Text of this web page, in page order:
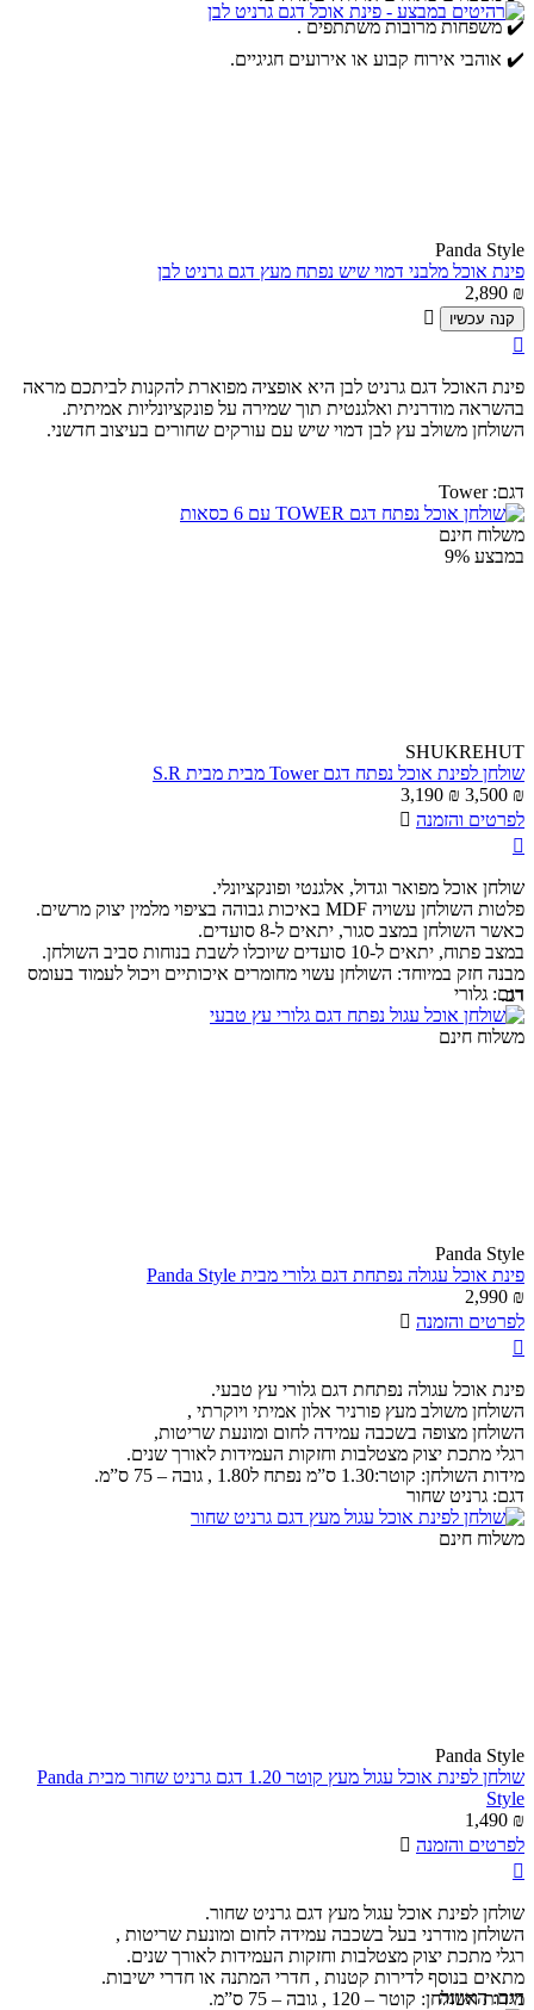
✔️ משפחות מרובות משתתפים .
✔️ אוהבי אירוח קבוע או אירועים חגיגיים.
Panda Style
פינת אוכל מלבני דמוי שיש נפתח מעץ דגם גרניט לבן
2,890 ₪
קנה עכשיו


פינת האוכל דגם גרניט לבן היא אופציה מפוארת להקנות לביתכם מראה
בהשראה מודרנית ואלגנטית תוך שמירה על פונקציונליות אמיתית.
השולחן משולב עץ לבן דמוי שיש עם עורקים שחורים בעיצוב חדשני.
דגם: Tower
משלוח חינם
במבצע 9%
SHUKREHUT
שולחן לפינת אוכל נפתח דגם Tower מבית מבית S.R
3,500 ₪
3,190 ₪
לפרטים והזמנה 

שולחן אוכל מפואר וגדול, אלגנטי ופונקציונלי.
פלטות השולחן עשויה MDF באיכות גבוהה בציפוי מלמין יצוק מרשים.
כאשר השולחן במצב סגור, יתאים ל-8 סועדים.
במצב פתוח, יתאים ל-10 סועדים שיוכלו לשבת בנוחות סביב השולחן.
מבנה חזק במיוחד: השולחן עשוי מחומרים איכותיים ויכול לעמוד בעומס
רב.
דגם: גלורי
משלוח חינם
Panda Style
פינת אוכל עגולה נפתחת דגם גלורי מבית Panda Style
2,990 ₪
לפרטים והזמנה 

פינת אוכל עגולה נפתחת דגם גלורי עץ טבעי.
השולחן משולב מעץ פורניר אלון אמיתי ויוקרתי ,
השולחן מצופה בשכבה עמידה לחום ומונעת שריטות,
רגלי מתכת יצוק מצטלבות וחזקות העמידות לאורך שנים.
מידות השולחן: קוטר:1.30 ס”מ נפתח ל1.80 , גובה – 75 ס”מ.
דגם: גרניט שחור
משלוח חינם
Panda Style
שולחן לפינת אוכל עגול מעץ קוטר 1.20 דגם גרניט שחור מבית Panda
Style
1,490 ₪
לפרטים והזמנה 

שולחן לפינת אוכל עגול מעץ דגם גרניט שחור.
השולחן מודרני בעל בשכבה עמידה לחום ומונעת שריטות ,
רגלי מתכת יצוק מצטלבות וחזקות העמידות לאורך שנים.
מתאים בנוסף לדירות קטנות , חדרי המתנה או חדרי ישיבות.
מידות השולחן: קוטר – 120 , גובה – 75 ס”מ.
דגם: האוונה